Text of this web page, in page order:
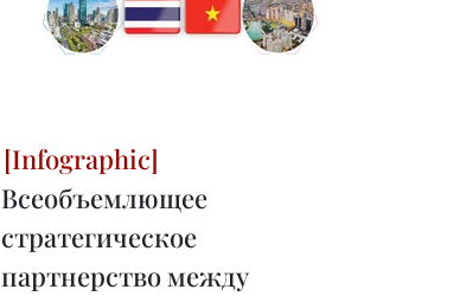
Всеобъемлющее
стратегическое
партнерство между